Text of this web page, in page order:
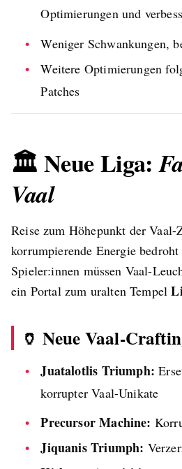
Optimierungen und
Weniger Schwankungen,
Weitere Optimierungen
Patches
🏛️ Neue Liga:
Vaal
Reise zum Höhepunkt der
korrumpierende Energie bedroht
Spieler:innen müssen Vaal-
ein Portal zum uralten Tempel
🏺 Neue Vaal-
Juatalotlis Triumph:
korrupter Vaal-Unikate
Precursor Machine:
Jiquanis Triumph: